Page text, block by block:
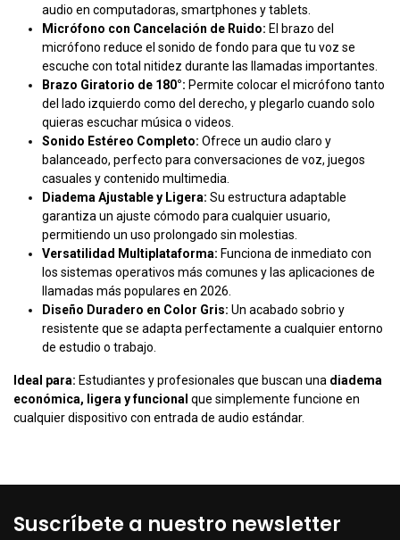
audio en computadoras, smartphones y tablets.
Micrófono con Cancelación de Ruido: El brazo del
micrófono reduce el sonido de fondo para que tu voz se
escuche con total nitidez durante las llamadas importantes.
Brazo Giratorio de 180°: Permite colocar el micrófono tanto
del lado izquierdo como del derecho, y plegarlo cuando solo
quieras escuchar música o videos.
Sonido Estéreo Completo: Ofrece un audio claro y
balanceado, perfecto para conversaciones de voz, juegos
casuales y contenido multimedia.
Diadema Ajustable y Ligera: Su estructura adaptable
garantiza un ajuste cómodo para cualquier usuario,
permitiendo un uso prolongado sin molestias.
Versatilidad Multiplataforma: Funciona de inmediato con
los sistemas operativos más comunes y las aplicaciones de
llamadas más populares en 2026.
Diseño Duradero en Color Gris: Un acabado sobrio y
resistente que se adapta perfectamente a cualquier entorno
de estudio o trabajo.
Ideal para: Estudiantes y profesionales que buscan una diadema
económica, ligera y funcional que simplemente funcione en
cualquier dispositivo con entrada de audio estándar.
Suscríbete a nuestro newsletter